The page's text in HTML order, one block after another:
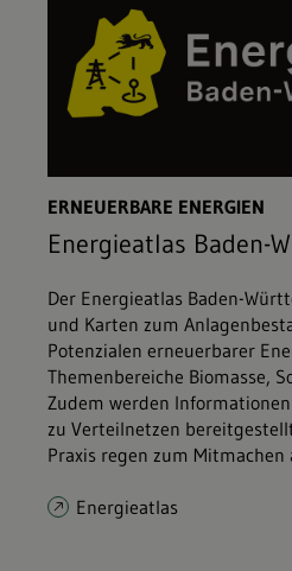
ERNEUERBARE ENERGIEN
Energieatlas Baden-
Der Energieatlas Baden-
und Karten zum
Potenzialen erneuerbarer
Themenbereiche Biomasse,
Zudem werden
zu Verteilnetzen
Praxis regen zum Mitmachen
Energieatlas